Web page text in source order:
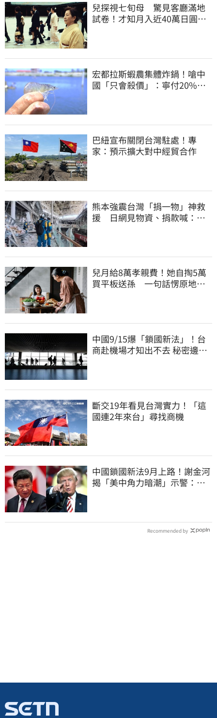
兒探視七旬母 驚見客廳滿地
試卷！才知月入近40萬日圓
宏都拉斯蝦農集體炸鍋！嗆中
國「只會殺價」：寧付20%關
巴紐宣布關閉台灣駐處！專
家：預示擴大對中經貿合作
熊本強震台灣「捐一物」神救
援 日網見物資、捐款喊：給
兒月給8萬孝親費！她自掏5萬
買平板送孫 一句話愣原地
中國9/15爆「鎖國新法」！台
商赴機場才知出不去 秘密邊控
斷交19年看見台灣實力！「這
國連2年來台」尋找商機
中國鎖國新法9月上路！謝金河
揭「美中角力暗潮」示警：台
Recommended by